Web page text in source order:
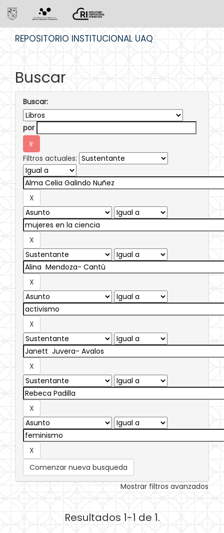
REPOSITORIO INSTITUCIONAL UAQ
Buscar
Buscar:
por
Filtros actuales:
Comenzar nueva busqueda
Mostrar filtros avanzados
Resultados 1-1 de 1.